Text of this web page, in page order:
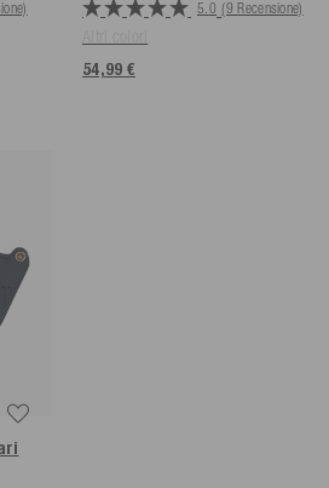
5.0 (9 Recensione)
54,99 €